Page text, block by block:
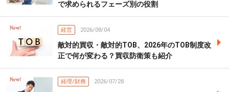
で求められるフェーズ別の役割
経営 2026/08/04
敵対的買収・敵対的TOB、2026年のTOB制度改
正で何が変わる？買収防衛策も紹介
経理/財務 2026/07/28